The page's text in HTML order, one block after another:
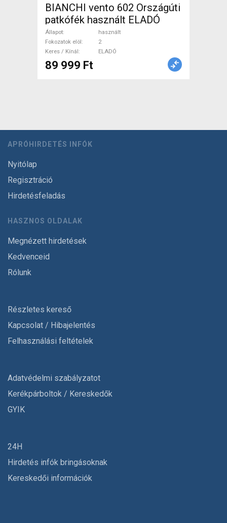
BIANCHI vento 602 Országúti
patkófék használt ELADÓ
Állapot
használt
Fokozatok elöl
2
Keres / Kínál
ELADÓ
89 999 Ft
APRÓHIRDETÉS INFÓK
Nyitólap
Regisztráció
Hirdetésfeladás
HASZNOS OLDALAK
Megnézett hirdetések
Kedvenceid
Rólunk
Részletes kereső
Kapcsolat / Hibajelentés
Felhasználási feltételek
Adatvédelmi szabályzatot
Kerékpárboltok / Kereskedők
GYIK
24H
Hirdetés infók bringásoknak
Kereskedői információk